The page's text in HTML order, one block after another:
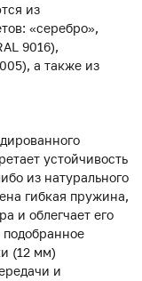
из
«серебро»,
9016),
а также из
устойчивость
из натурального
гибкая пружина,
и облегчает его
(12 мм)
и